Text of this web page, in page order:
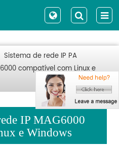
Sistema de rede IP PA
compatível com Linux e
IP MAG6000
e Windows